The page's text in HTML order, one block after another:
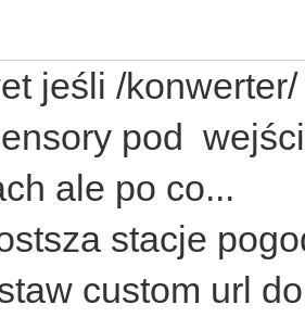
jeśli /
pod
ale po co...
stacje
custom url